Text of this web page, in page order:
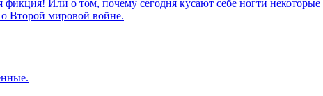
фикция! Или о том, почему сегодня кусают себе ногти
Второй мировой войне.